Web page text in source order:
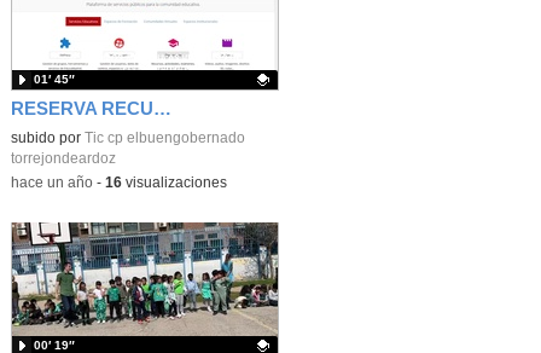
RESERVA RECURSOS TIC: sala informática, robótica, táblets, etc
Contenido educativo.
subido por Tic cp elbuengobernado
torrejondeardoz
01′ 45″
-hace un año- 16visualizaciones
00′ 19″